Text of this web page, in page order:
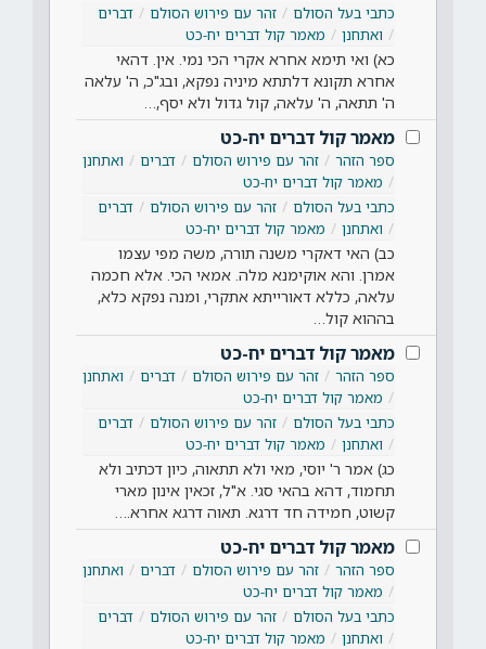
כתבי בעל הסולם
זהר עם פירוש הסולם
דברים
ואתחנן
מאמר קול דברים יח-כט
כא) ואי תימא אחרא אקרי הכי נמי. אין. דהאי
אחרא תקונא דלתתא מיניה נפקא, ובג"כ, ה' עלאה
ה' תתאה, ה' עלאה, קול גדול ולא יסף,…
מאמר קול דברים יח-כט
ספר הזהר זהר עם פירוש הסולם דברים
ואתחנן
מאמר קול דברים יח-כט
כתבי בעל הסולם
זהר עם פירוש הסולם
דברים
ואתחנן
מאמר קול דברים יח-כט
כב) האי דאקרי משנה תורה, משה מפי עצמו
אמרן. והא אוקימנא מלה. אמאי הכי. אלא חכמה
עלאה, כללא דאורייתא אתקרי, ומנה נפקא כלא,
בההוא קול…
מאמר קול דברים יח-כט
ספר הזהר זהר עם פירוש הסולם דברים
ואתחנן
מאמר קול דברים יח-כט
כתבי בעל הסולם
זהר עם פירוש הסולם
דברים
ואתחנן
מאמר קול דברים יח-כט
כג) אמר ר' יוסי, מאי ולא תתאוה, כיון דכתיב ולא
תחמוד, דהא בהאי סגי. א"ל, זכאין אינון מארי
קשוט, חמידה חד דרגא. תאוה דרגא אחרא.…
מאמר קול דברים יח-כט
ספר הזהר זהר עם פירוש הסולם דברים
ואתחנן
מאמר קול דברים יח-כט
כתבי בעל הסולם
זהר עם פירוש הסולם
דברים
ואתחנן
מאמר קול דברים יח-כט